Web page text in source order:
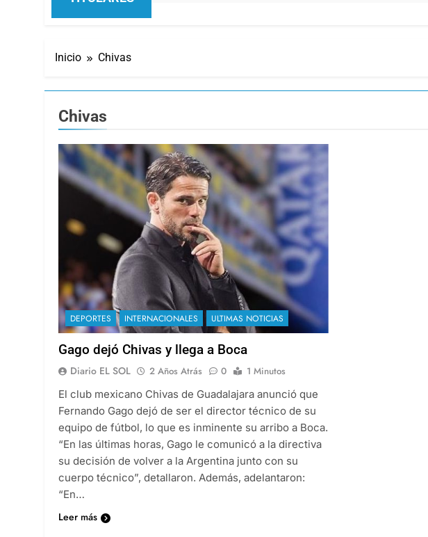
Inicio Chivas
Chivas
DEPORTES INTERNACIONALES ULTIMAS NOTICIAS
Gago dejó Chivas y llega a Boca
Diario EL SOL 2 Años Atrás 0
1 Minutos
El club mexicano Chivas de Guadalajara anunció que
Fernando Gago dejó de ser el director técnico de su
equipo de fútbol, lo que es inminente su arribo a Boca.
“En las últimas horas, Gago le comunicó a la directiva
su decisión de volver a la Argentina junto con su
cuerpo técnico”, detallaron. Además, adelantaron:
“En…
Leer más